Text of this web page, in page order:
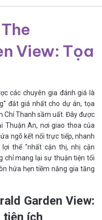
View: Tọa
các chuyên gia đánh giá là
đắt giá nhất cho dự án, tọa
Chí Thanh sầm uất. Đây được
Thuận An, nơi giao thoa của
ngõ kết nối trực tiếp, nhanh
lợi thế "nhất cận thị, nhị cận
chỉ mang lại sự thuận tiện tối
hứa hẹn tiềm năng gia tăng
Garden View:
tiện ích